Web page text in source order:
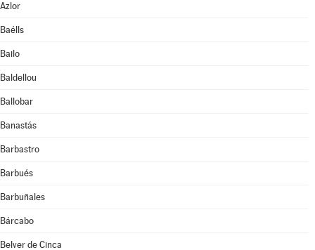
Azlor
Baélls
Bailo
Baldellou
Ballobar
Banastás
Barbastro
Barbués
Barbuñales
Bárcabo
Belver de Cinca